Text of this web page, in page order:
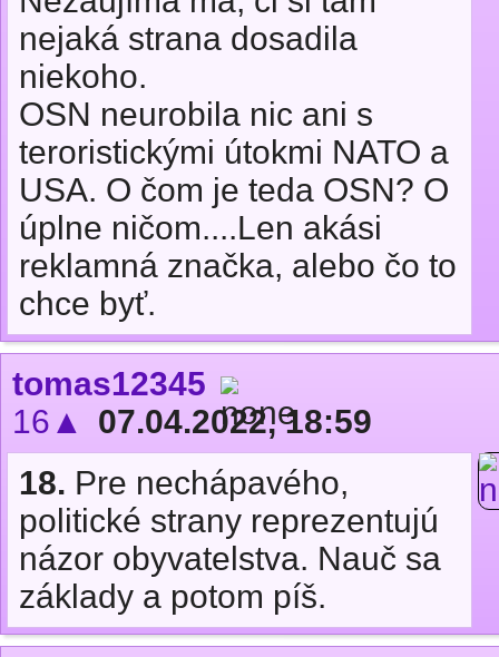
nejaká strana dosadila
niekoho.
OSN neurobila nic ani s
teroristickými útokmi NATO a
USA. O čom je teda OSN? O
úplne ničom....Len akási
reklamná značka, alebo čo to
chce byť.
tomas12345
16▲
07.04.2022, 18:59
18. Pre nechápavého,
politické strany reprezentujú
názor obyvatelstva. Nauč sa
základy a potom píš.